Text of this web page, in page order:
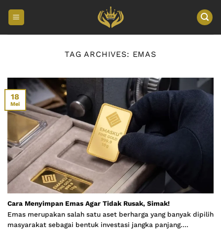
TAG ARCHIVES: EMAS
Cara Menyimpan Emas Agar Tidak Rusak, Simak!
Emas merupakan salah satu aset berharga yang banyak dipilih
masyarakat sebagai bentuk investasi jangka panjang....
18
Mei